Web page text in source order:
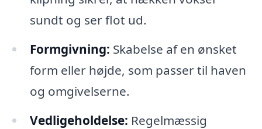
sundt og ser flot ud.
Formgivning: Skabelse af en ønsket
form eller højde, som passer til haven
og omgivelserne.
Vedligeholdelse: Regelmæssig